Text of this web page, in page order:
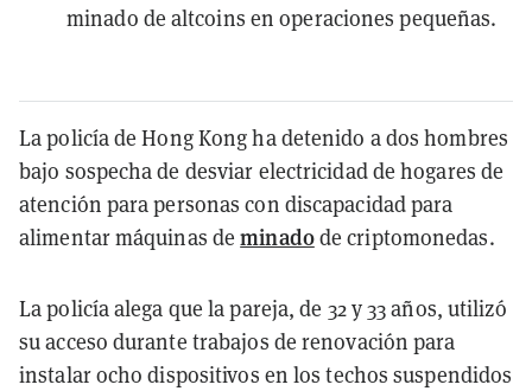
minado de altcoins en operaciones pequeñas.
La policía de Hong Kong ha detenido a dos hombres
bajo sospecha de desviar electricidad de hogares de
atención para personas con discapacidad para
alimentar máquinas deminadode criptomonedas.
La policía alega que la pareja, de 32 y 33 años, utilizó
su acceso durante trabajos de renovación para
instalar ocho dispositivos en los techos suspendidos